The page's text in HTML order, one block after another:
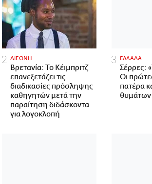
ΔΙΕΘΝΗ
Βρετανία: Το Κέιμπριτζ
επανεξετάζει τις
διαδικασίες πρόσληψης
καθηγητών μετά την
παραίτηση διδάσκοντα
για λογοκλοπή
ΕΛΛΑΔΑ
Σέρρες:
Οι
πατέρα
θυμάτων